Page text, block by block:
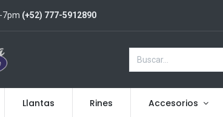
7pm (+52) 777-5912890
Llantas Rines Accesorios